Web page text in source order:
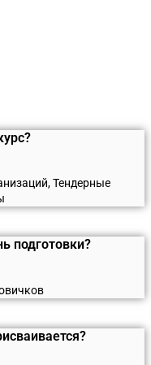
Тендерные
подготовки?